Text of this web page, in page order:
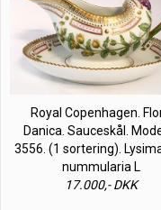
Royal Copenhagen.
Danica. Sauceskål.
3556. (1 sortering).
nummularia L
17.000,- DKK